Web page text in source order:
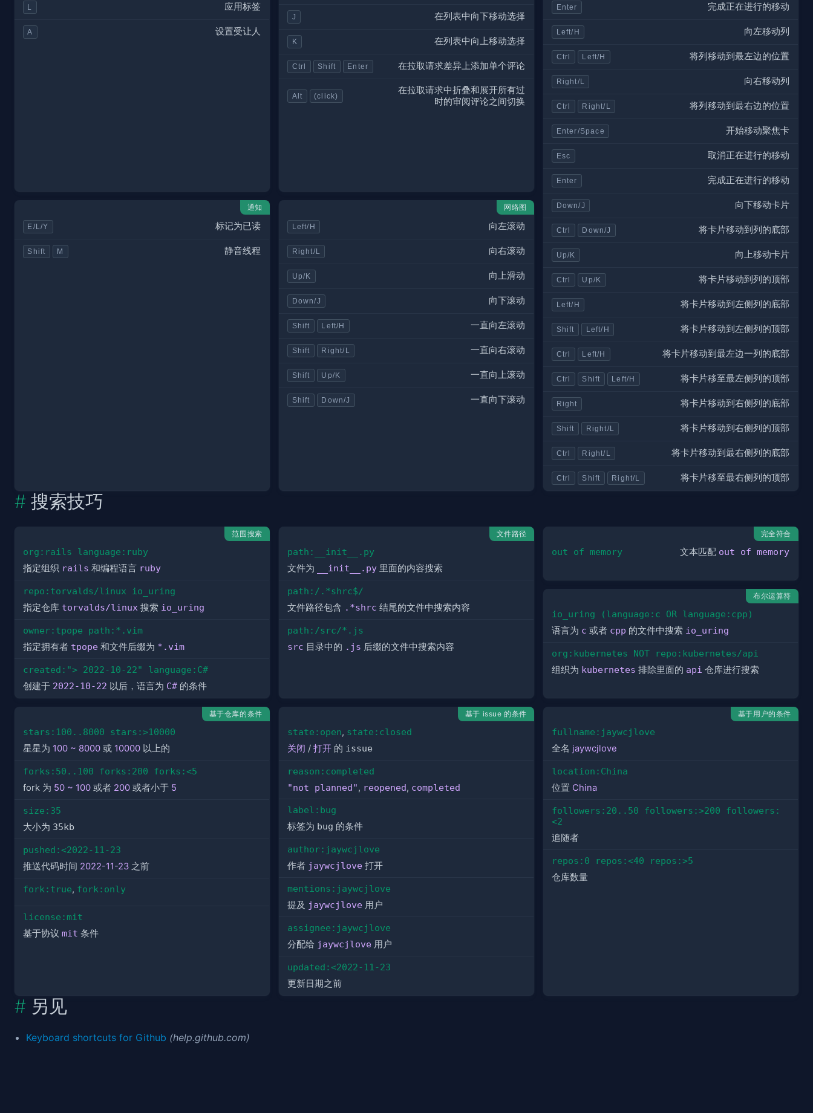
L 应用标签
A 设置受让人
J 在列表中向下移动选择
K 在列表中向上移动选择
Ctrl Shift Enter 在拉取请求差异上添加单个评论
Alt (click)
在拉取请求中折叠和展开所有过
时的审阅评论之间切换
Enter 完成正在进行的移动
Left/H 向左移动列
Ctrl Left/H 将列移动到最左边的位置
Right/L 向右移动列
Ctrl Right/L 将列移动到最右边的位置
Enter/Space 开始移动聚焦卡
Esc 取消正在进行的移动
Enter 完成正在进行的移动
Down/J 向下移动卡片
Ctrl Down/J 将卡片移动到列的底部
Up/K 向上移动卡片
Ctrl Up/K 将卡片移动到列的顶部
Left/H 将卡片移动到左侧列的底部
Shift Left/H 将卡片移动到左侧列的顶部
Ctrl Left/H 将卡片移动到最左边一列的底部
Ctrl Shift Left/H 将卡片移至最左侧列的顶部
Right 将卡片移动到右侧列的底部
Shift Right/L 将卡片移动到右侧列的顶部
Ctrl Right/L 将卡片移动到最右侧列的底部
Ctrl Shift Right/L 将卡片移至最右侧列的顶部
通知
E/L/Y 标记为已读
Shift M 静音线程
网络图
Left/H 向左滚动
Right/L 向右滚动
Up/K 向上滑动
Down/J 向下滚动
Shift Left/H 一直向左滚动
Shift Right/L 一直向右滚动
Shift Up/K 一直向上滚动
Shift Down/J 一直向下滚动
搜索技巧
范围搜索
org:rails language:ruby
指定组织 rails 和编程语言 ruby
repo:torvalds/linux io_uring
指定仓库 torvalds/linux 搜索 io_uring
owner:tpope path:*.vim
指定拥有者 tpope 和文件后缀为 *.vim
created:"> 2022-10-22" language:C#
创建于 2022-10-22 以后，语言为 C# 的条件
文件路径
path:__init__.py
文件为 __init__.py 里面的内容搜索
path:/.*shrc$/
文件路径包含 .*shrc 结尾的文件中搜索内容
path:/src/*.js
src 目录中的 .js 后缀的文件中搜索内容
完全符合
out of memory 文本匹配 out of memory
布尔运算符
io_uring (language:c OR language:cpp)
语言为 c 或者 cpp 的文件中搜索 io_uring
org:kubernetes NOT repo:kubernetes/api
组织为 kubernetes 排除里面的 api 仓库进行搜索
基于仓库的条件
stars:100..8000 stars:>10000
星星为 100 ~ 8000 或 10000 以上的
forks:50..100 forks:200 forks:<5
fork 为 50 ~ 100 或者 200 或者小于 5
size:35
大小为 35kb
pushed:<2022-11-23
推送代码时间 2022-11-23 之前
fork:true, fork:only
license:mit
基于协议 mit 条件
基于 issue 的条件
state:open, state:closed
关闭 /打开 的 issue
reason:completed
"not planned", reopened, completed
label:bug
标签为 bug 的条件
author:jaywcjlove
作者 jaywcjlove 打开
mentions:jaywcjlove
提及 jaywcjlove 用户
assignee:jaywcjlove
分配给 jaywcjlove 用户
updated:<2022-11-23
更新日期之前
基于用户的条件
fullname:jaywcjlove
全名 jaywcjlove
location:China
位置 China
followers:20..50 followers:>200 followers:
<2
追随者
repos:0 repos:<40 repos:>5
仓库数量
另见
Keyboard shortcuts for Github (help.github.com)